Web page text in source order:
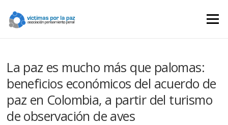
contenido
Menú
La paz es mucho más que palomas:
beneficios económicos del acuerdo de
paz en Colombia, a partir del turismo
de observación de aves